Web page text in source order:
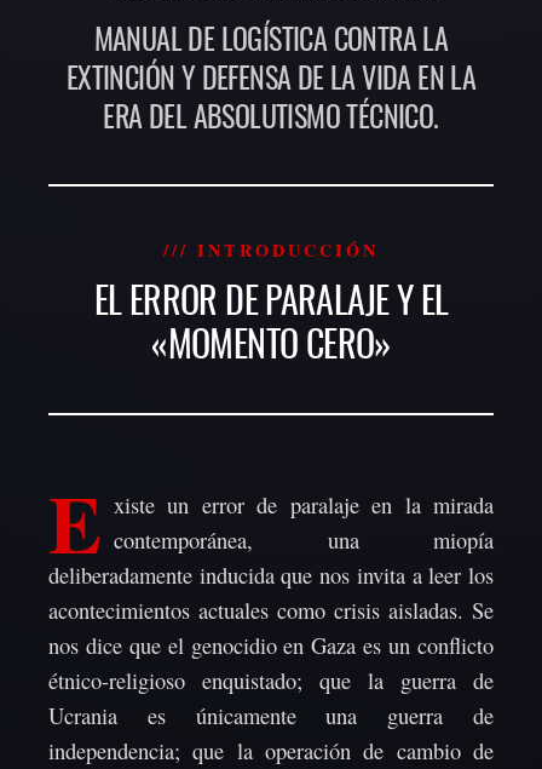
MANUAL DE LOGÍSTICA CONTRA LA
EXTINCIÓN Y DEFENSA DE LA VIDA EN LA
ERA DEL ABSOLUTISMO TÉCNICO.
/// INTRODUCCIÓN
EL ERROR DE PARALAJE Y EL
«MOMENTO CERO»
E xiste un error de paralaje en la mirada
contemporánea, una miopía
deliberadamente inducida que nos invita a leer los
acontecimientos actuales como crisis aisladas. Se
nos dice que el genocidio en Gaza es un conflicto
étnico-religioso enquistado; que la guerra de
Ucrania es únicamente una guerra de
independencia; que la operación de cambio de